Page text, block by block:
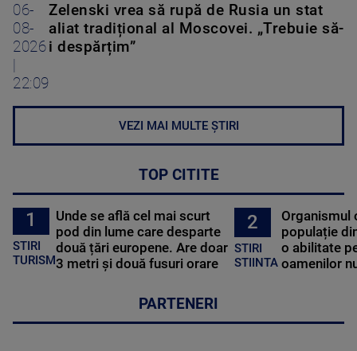
06-
08-
2026
|
22:09
Zelenski vrea să rupă de Rusia un stat
aliat tradițional al Moscovei. „Trebuie să-
i despărțim”
VEZI MAI MULTE ȘTIRI
TOP CITITE
1
STIRI
TURISM
Unde se află cel mai scurt
pod din lume care desparte
două țări europene. Are doar
3 metri și două fusuri orare
2
STIRI
STIINTA
Organismul
populație
o abilitate
oamenilor
PARTENERI